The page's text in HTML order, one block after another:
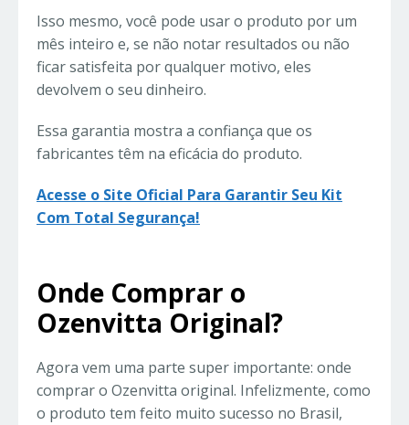
Isso mesmo, você pode usar o produto por um
mês inteiro e, se não notar resultados ou não
ficar satisfeita por qualquer motivo, eles
devolvem o seu dinheiro.
Essa garantia mostra a confiança que os
fabricantes têm na eficácia do produto.
Acesse o Site Oficial Para Garantir Seu Kit
Com Total Segurança!
Onde Comprar o
Ozenvitta Original?
Agora vem uma parte super importante: onde
comprar o Ozenvitta original. Infelizmente, como
o produto tem feito muito sucesso no Brasil,